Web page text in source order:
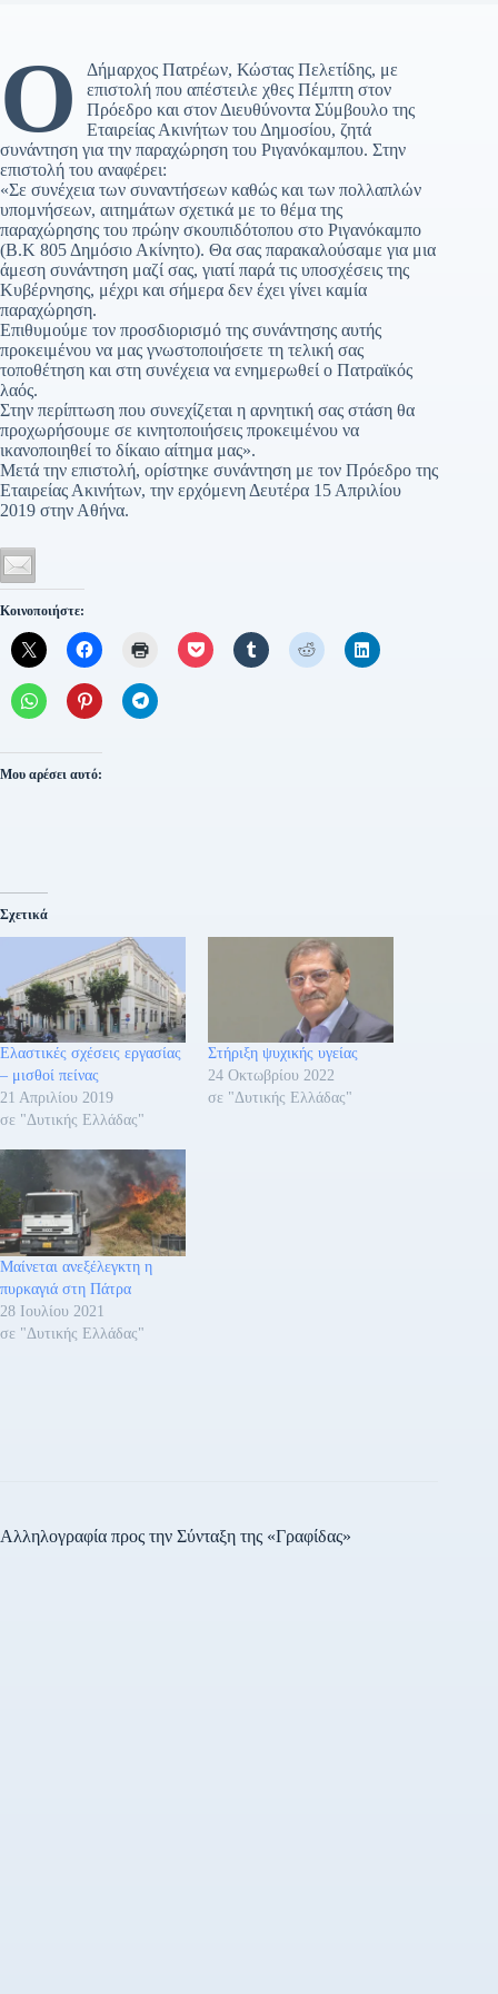
Ο
Δήμαρχος Πατρέων, Κώστας Πελετίδης, με
επιστολή που απέστειλε χθες Πέμπτη στον
Πρόεδρο και στον Διευθύνοντα Σύμβουλο της
Εταιρείας Ακινήτων του Δημοσίου, ζητά
συνάντηση για την παραχώρηση του Ριγανόκαμπου. Στην
επιστολή του αναφέρει:
«Σε συνέχεια των συναντήσεων καθώς και των πολλαπλών
υπομνήσεων, αιτημάτων σχετικά με το θέμα της
παραχώρησης του πρώην σκουπιδότοπου στο Ριγανόκαμπο
(Β.Κ 805 Δημόσιο Ακίνητο). Θα σας παρακαλούσαμε για μια
άμεση συνάντηση μαζί σας, γιατί παρά τις υποσχέσεις της
Κυβέρνησης, μέχρι και σήμερα δεν έχει γίνει καμία
παραχώρηση.
Επιθυμούμε τον προσδιορισμό της συνάντησης αυτής
προκειμένου να μας γνωστοποιήσετε τη τελική σας
τοποθέτηση και στη συνέχεια να ενημερωθεί ο Πατραϊκός
λαός.
Στην περίπτωση που συνεχίζεται η αρνητική σας στάση θα
προχωρήσουμε σε κινητοποιήσεις προκειμένου να
ικανοποιηθεί το δίκαιο αίτημα μας».
Μετά την επιστολή, ορίστηκε συνάντηση με τον Πρόεδρο της
Εταιρείας Ακινήτων, την ερχόμενη Δευτέρα 15 Απριλίου
2019 στην Αθήνα.
Κοινοποιήστε:
Μου αρέσει αυτό:
Σχετικά
Ελαστικές σχέσεις εργασίας
– μισθοί πείνας
21 Απριλίου 2019
σε "Δυτικής Ελλάδας"
Στήριξη ψυχικής υγείας
24 Οκτωβρίου 2022
σε "Δυτικής Ελλάδας"
Μαίνεται ανεξέλεγκτη η
πυρκαγιά στη Πάτρα
28 Ιουλίου 2021
σε "Δυτικής Ελλάδας"
Αλληλογραφία προς την Σύνταξη της «Γραφίδας»